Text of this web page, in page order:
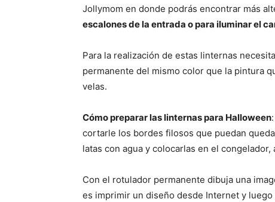
Jollymom en donde podrás encontrar más
escalones de la entrada o para iluminar el
Para la realización de estas linternas
permanente del mismo color que la pintura
velas.
Cómo preparar las linternas para Halloween
cortarle los bordes filosos que puedan
latas con agua y colocarlas en el
Con el rotulador permanente dibuja una
es imprimir un diseño desde Internet y